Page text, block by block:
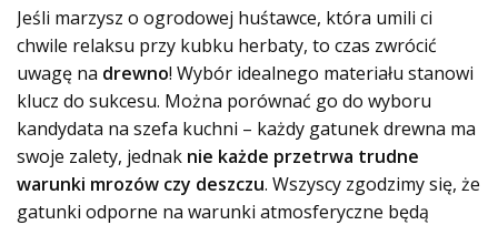
Jeśli marzysz o ogrodowej huśtawce, która umili ci
chwile relaksu przy kubku herbaty, to czas zwrócić
uwagę na drewno! Wybór idealnego materiału stanowi
klucz do sukcesu. Można porównać go do wyboru
kandydata na szefa kuchni – każdy gatunek drewna ma
swoje zalety, jednak nie każde przetrwa trudne
warunki mrozów czy deszczu. Wszyscy zgodzimy się, że
gatunki odporne na warunki atmosferyczne będą